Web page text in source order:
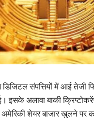
डिजिटल संपत्तियों में आई
अलावा बाकी
शेयर बाजार खुलने पर